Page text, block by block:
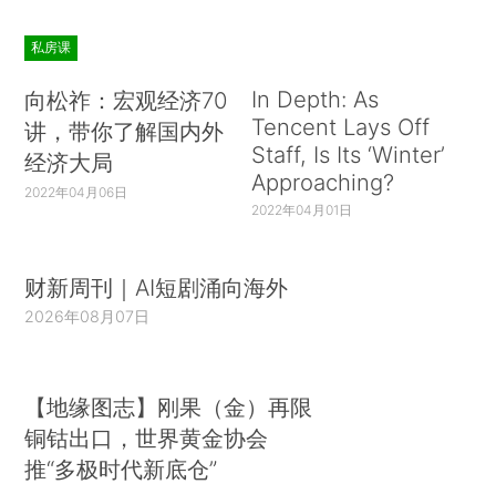
私房课
向松祚：宏观经济70
讲，带你了解国内外
经济大局
2022年04月06日
In Depth: As
Tencent Lays Off
Staff, Is Its ‘Winter’
Approaching?
2022年04月01日
财新周刊｜AI短剧涌向海外
2026年08月07日
【地缘图志】刚果（金）再限
铜钴出口，世界黄金协会
推“多极时代新底仓”